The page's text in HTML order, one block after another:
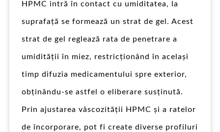
HPMC intră în contact cu umiditatea, la
suprafață se formează un strat de gel. Acest
strat de gel reglează rata de penetrare a
umidității în miez, restricționând în același
timp difuzia medicamentului spre exterior,
obținându-se astfel o eliberare susținută.
Prin ajustarea vâscozității HPMC și a ratelor
de încorporare, pot fi create diverse profiluri